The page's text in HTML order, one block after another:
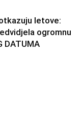
letove:
ogromnu
DATUMA